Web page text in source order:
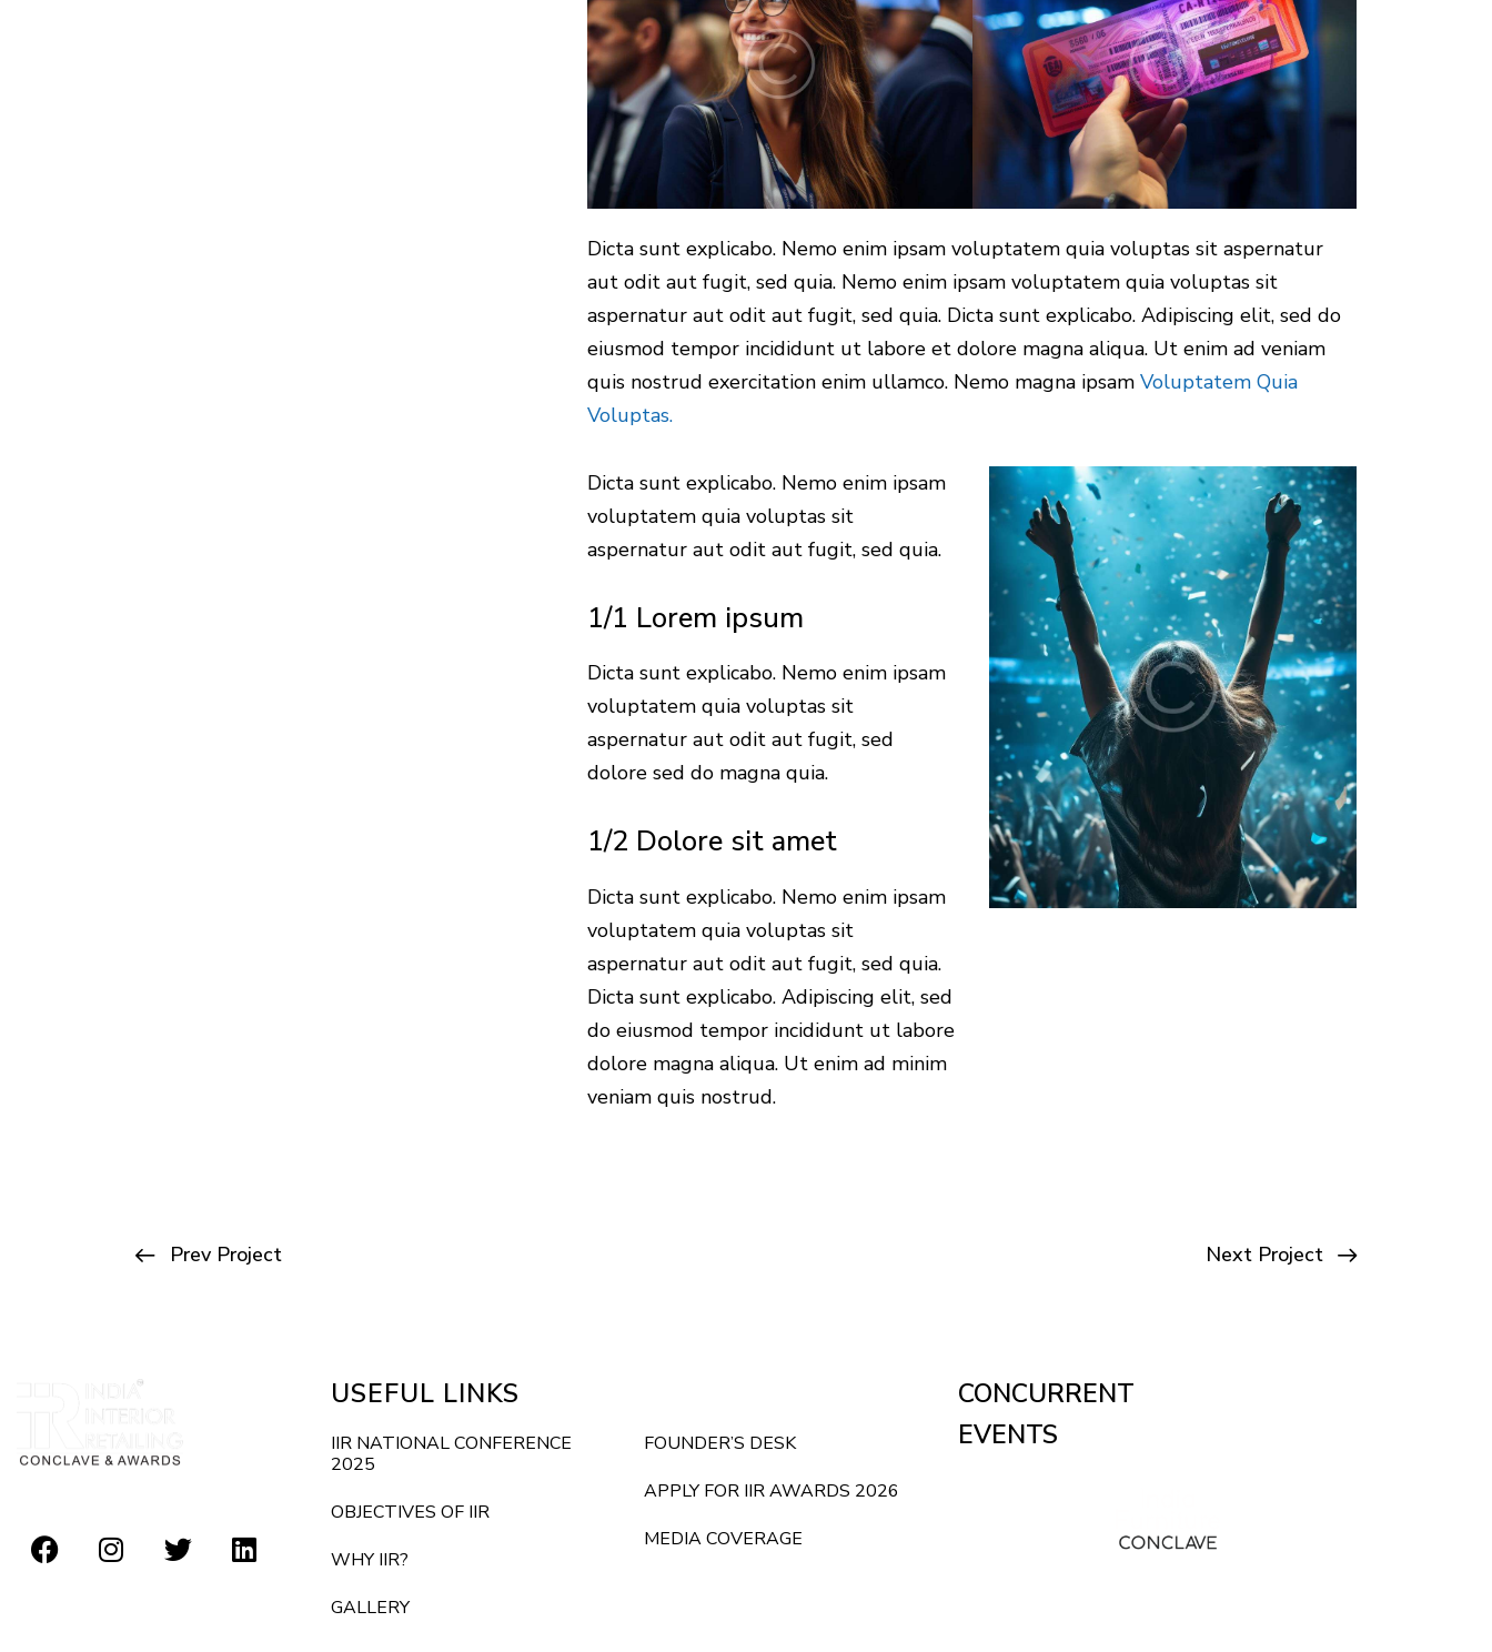
Dicta sunt explicabo. Nemo enim ipsam voluptatem quia voluptas sit aspernatur
aut odit aut fugit, sed quia. Nemo enim ipsam voluptatem quia voluptas sit
aspernatur aut odit aut fugit, sed quia. Dicta sunt explicabo. Adipiscing elit, sed do
eiusmod tempor incididunt ut labore et dolore magna aliqua. Ut enim ad veniam
quis nostrud exercitation enim ullamco. Nemo magna ipsam Voluptatem Quia
Voluptas.
Dicta sunt explicabo. Nemo enim ipsam
voluptatem quia voluptas sit
aspernatur aut odit aut fugit, sed quia.
1/1 Lorem ipsum
Dicta sunt explicabo. Nemo enim ipsam
voluptatem quia voluptas sit
aspernatur aut odit aut fugit, sed
dolore sed do magna quia.
1/2 Dolore sit amet
Dicta sunt explicabo. Nemo enim ipsam
voluptatem quia voluptas sit
aspernatur aut odit aut fugit, sed quia.
Dicta sunt explicabo. Adipiscing elit, sed
do eiusmod tempor incididunt ut labore
dolore magna aliqua. Ut enim ad minim
veniam quis nostrud.
Prev Project Next Project
USEFUL LINKS
IIR NATIONAL CONFERENCE
2025
OBJECTIVES OF IIR
WHY IIR?
GALLERY
FOUNDER’S DESK
APPLY FOR IIR AWARDS 2026
MEDIA COVERAGE
CONCURRENT
EVENTS